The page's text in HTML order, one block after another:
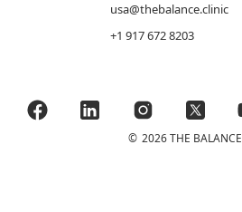
usa@thebalance.clinic
+1 917 672 8203
© 2026 THE BALANCE